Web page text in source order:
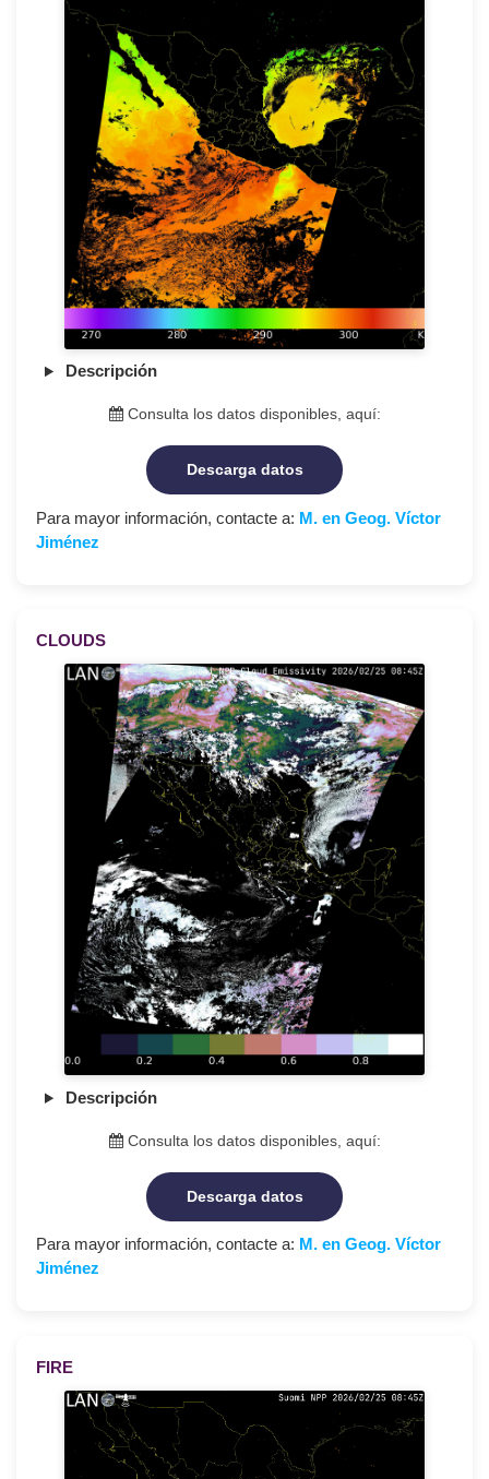
Descripción
Consulta los datos disponibles, aquí:
Descarga datos
Para mayor información, contacte a: M. en Geog. Víctor
Jiménez
CLOUDS
Descripción
Consulta los datos disponibles, aquí:
Descarga datos
Para mayor información, contacte a: M. en Geog. Víctor
Jiménez
FIRE